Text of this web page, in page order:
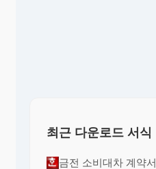
최근 다운로드 서식
금전 소비대차 계약서